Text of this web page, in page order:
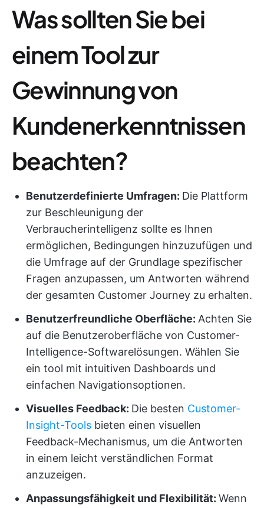
Was sollten Sie bei
einem Tool zur
Gewinnung von
Kundenerkenntnissen
beachten?
Benutzerdefinierte Umfragen: Die Plattform
zur Beschleunigung der
Verbraucherintelligenz sollte es Ihnen
ermöglichen, Bedingungen hinzuzufügen und
die Umfrage auf der Grundlage spezifischer
Fragen anzupassen, um Antworten während
der gesamten Customer Journey zu erhalten.
Benutzerfreundliche Oberfläche: Achten Sie
auf die Benutzeroberfläche von Customer-
Intelligence-Softwarelösungen. Wählen Sie
ein tool mit intuitiven Dashboards und
einfachen Navigationsoptionen.
Visuelles Feedback: Die besten Customer-
Insight-Tools bieten einen visuellen
Feedback-Mechanismus, um die Antworten
in einem leicht verständlichen Format
anzuzeigen.
Anpassungsfähigkeit und Flexibilität: Wenn